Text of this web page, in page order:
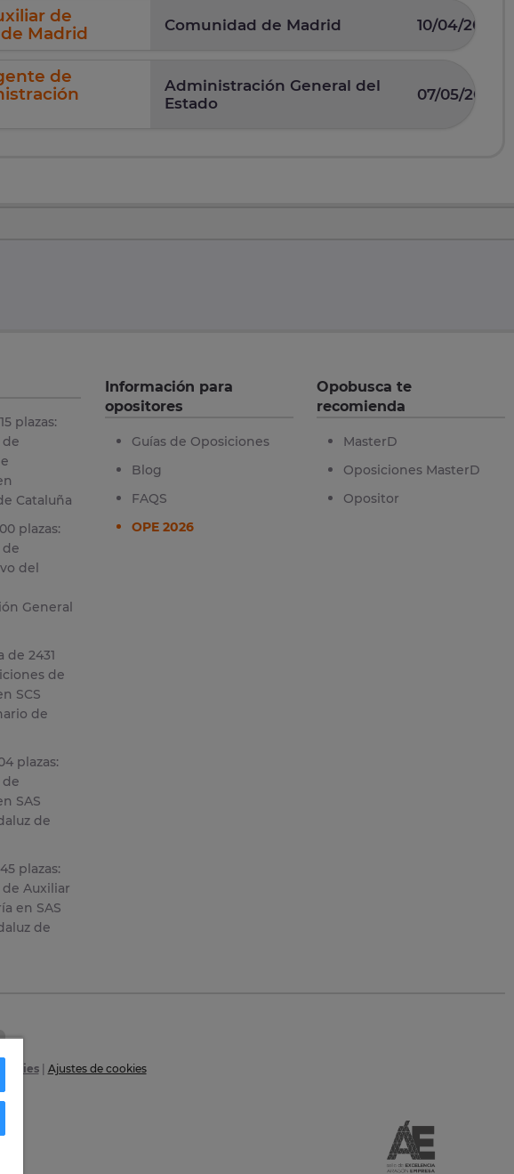
de
Madrid
Comunidad de Madrid 10/04/2025
de
Administración General del
Estado
07/05/2026
plazas:
de
Cataluña
plazas:
de
del
General
de 2431
de
SCS
de
plazas:
de
SAS
de
plazas:
Auxiliar
en SAS
de
Información para
opositores
Guías de Oposiciones
Blog
FAQS
OPE 2026
Opobusca te
recomienda
MasterD
Oposiciones MasterD
Opositor
| Ajustes de cookies